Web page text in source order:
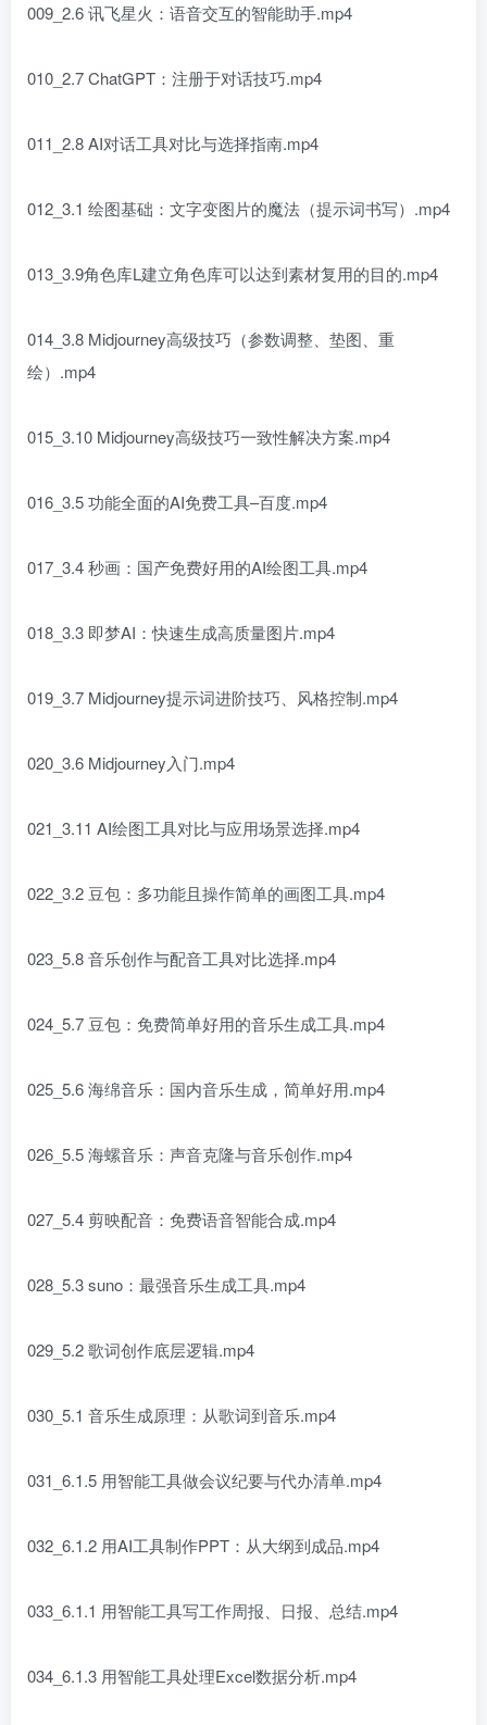
009_2.6 讯飞星火：语音交互的智能助手.mp4
010_2.7 ChatGPT：注册于对话技巧.mp4
011_2.8 AI对话工具对比与选择指南.mp4
012_3.1 绘图基础：文字变图片的魔法（提示词书写）.mp4
013_3.9角色库L建立角色库可以达到素材复用的目的.mp4
014_3.8 Midjourney高级技巧（参数调整、垫图、重
绘）.mp4
015_3.10 Midjourney高级技巧一致性解决方案.mp4
016_3.5 功能全面的AI免费工具–百度.mp4
017_3.4 秒画：国产免费好用的AI绘图工具.mp4
018_3.3 即梦AI：快速生成高质量图片.mp4
019_3.7 Midjourney提示词进阶技巧、风格控制.mp4
020_3.6 Midjourney入门.mp4
021_3.11 AI绘图工具对比与应用场景选择.mp4
022_3.2 豆包：多功能且操作简单的画图工具.mp4
023_5.8 音乐创作与配音工具对比选择.mp4
024_5.7 豆包：免费简单好用的音乐生成工具.mp4
025_5.6 海绵音乐：国内音乐生成，简单好用.mp4
026_5.5 海螺音乐：声音克隆与音乐创作.mp4
027_5.4 剪映配音：免费语音智能合成.mp4
028_5.3 suno：最强音乐生成工具.mp4
029_5.2 歌词创作底层逻辑.mp4
030_5.1 音乐生成原理：从歌词到音乐.mp4
031_6.1.5 用智能工具做会议纪要与代办清单.mp4
032_6.1.2 用AI工具制作PPT：从大纲到成品.mp4
033_6.1.1 用智能工具写工作周报、日报、总结.mp4
034_6.1.3 用智能工具处理Excel数据分析.mp4